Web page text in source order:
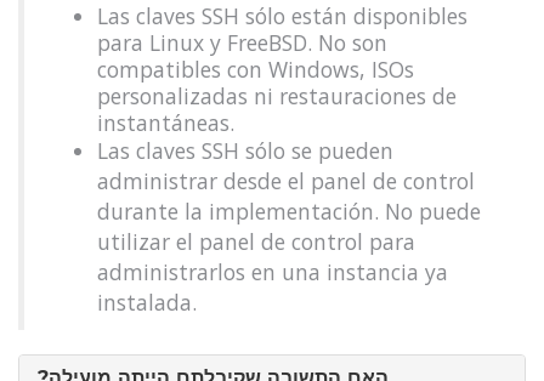
Las claves SSH sólo están disponibles
para Linux y FreeBSD. No son
compatibles con Windows, ISOs
personalizadas ni restauraciones de
instantáneas.
Las claves SSH sólo se pueden
administrar desde el panel de control
durante la implementación. No puede
utilizar el panel de control para
administrarlos en una instancia ya
instalada.